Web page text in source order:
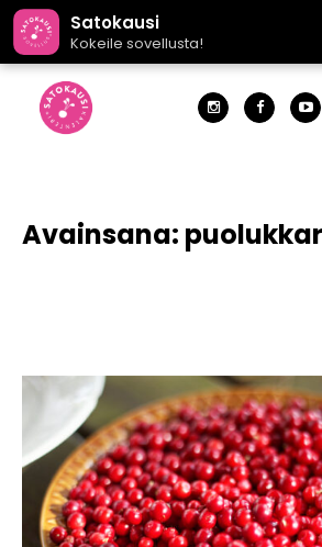
Satokausi
Kokeile sovellusta!
Avainsana: